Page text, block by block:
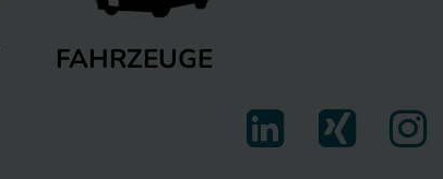
FAHRZEUGE